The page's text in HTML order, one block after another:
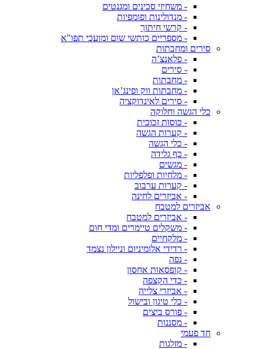
- משחיזי סכינים ומגנטים
- מנדולינות ופומפיות
- קרשי חיתוך
- מספריים כותשי שום ומועכי תפו"א
סירים ומחבתות
- פלאנצ’ה
- סירים
- מחבתות
- מחבתות ווק ופינג’אן
- סירים לאינדוקציה
כלי הגשה וחלוקה
- כוסות זכוכית
- קערות הגשה
- כלי הגשה
- כף גלידה
- מגשים
- מלחיות ופלפליות
- קערות ערבוב
- אביזרים לחינה
אביזרים למטבח
- אביזרים למטבח
- משקלים טיימרים ומדי חום
- מלקחיים
- רדידי אלומיניום וניילון נצמד
- נפה
- קופסאות אחסון
- כדי הקצפה
- אביזרי צלייה
- כלי טיגון ובישול
- פורס ביצים
- מסננות
חד פעמי
- מזלגות